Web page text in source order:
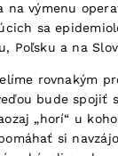
na výmenu
sa
Poľsku a na
rovnakým
bude spojiť
„horí“ u
si